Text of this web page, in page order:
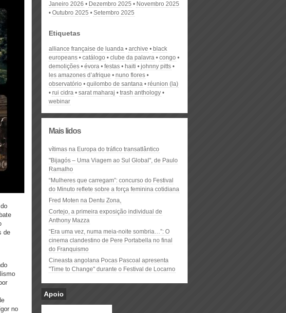
de
no
Janeiro 2026
Dezembro 2025
Novembro 2025
Outubro 2025
Setembro 2025
Etiquetas
alliance française de luanda archive
black
europeans
catálogo clube da palavra
congo
demolições
évora festas haiti
johnny pitts
les amazones d’afrique
nuno flores
observatório
quilombo de santana
réunion (la)
rui cidra
sarat maharaj
trash anthology
webinar
Mais lidos
vítimas na Europa do tráfico transatlântico
"Bijagós – Uma Viagem ao Sul Global", de Paulo
Ramalho
“Mulheres que carregam”: concurso do Festival
do Minuto reflete sobre a força feminina cotidiana
Fred Moten na Dentu Zona,
Cortejo, a primeira exposição individual de
Anthony Mazza
“Era uma vez, numa meia-noite sombria…”: O
cinema clandestino de Pere Portabella no final
do Franquismo
Cineasta angolana Pocas Pascoal apresenta
"Time to Change" durante o Festival de Locarno
Apoio